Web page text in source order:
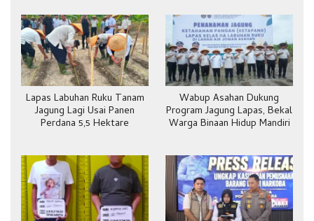
Lapas Labuhan Ruku Tanam
Jagung Lagi Usai Panen
Perdana 5,5 Hektare
Wabup Asahan Dukung
Program Jagung Lapas, Bekal
Warga Binaan Hidup Mandiri